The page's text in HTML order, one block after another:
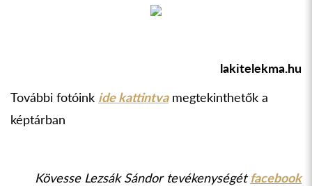
lakitelekma.hu
További fotóink ide kattintvamegtekinthetők a
képtárban
Kövesse Lezsák Sándor tevékenységétfacebook